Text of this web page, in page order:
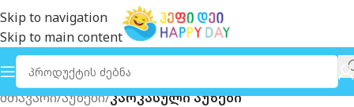
Skip to navigation
Skip to main content
მთავარი აუზები კარკასული აუზები